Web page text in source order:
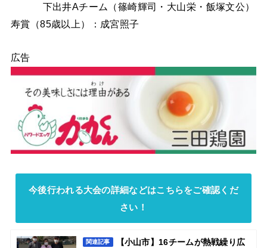
下出井Aチーム（篠崎輝司・大山栄・飯塚文公）
寿賞（85歳以上）：成宮照子
広告
今後行われる大会の詳細などはこちらをご確認くだ
さい！
関連記事
【小山市】16チームが熱戦繰り広